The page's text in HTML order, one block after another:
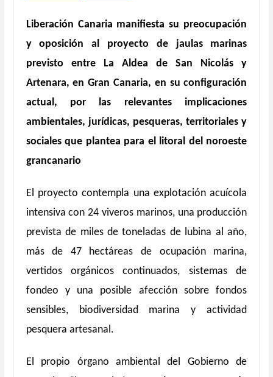
Liberación Canaria manifiesta su preocupación
y oposición al proyecto de jaulas marinas
previsto entre La Aldea de San Nicolás y
Artenara, en Gran Canaria, en su configuración
actual, por las relevantes implicaciones
ambientales, jurídicas, pesqueras, territoriales y
sociales que plantea para el litoral del noroeste
grancanario
El proyecto contempla una explotación acuícola
intensiva con 24 viveros marinos, una producción
prevista de miles de toneladas de lubina al año,
más de 47 hectáreas de ocupación marina,
vertidos orgánicos continuados, sistemas de
fondeo y una posible afección sobre fondos
sensibles, biodiversidad marina y actividad
pesquera artesanal.
El propio órgano ambiental del Gobierno de